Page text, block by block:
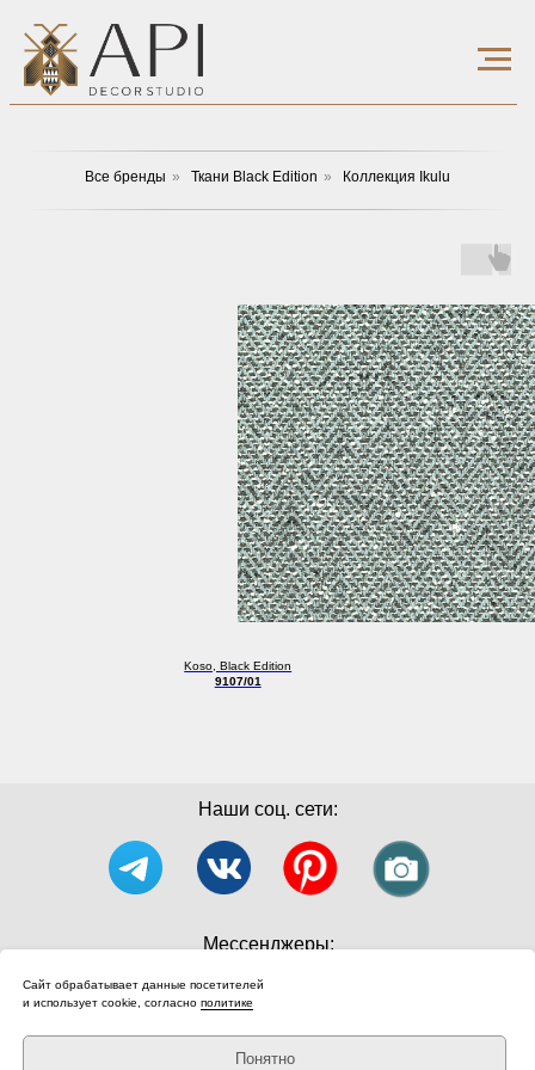
Все бренды » Ткани Black Edition » Коллекция Ikulu
Koso, Black Edition
9107/01
Сайт обрабатывает данные посетителей
и использует cookie, согласно политике
Понятно
Наши соц. сети:
Мессенджеры: